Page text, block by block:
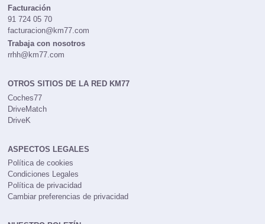
Facturación
91 724 05 70
facturacion@km77.com
Trabaja con nosotros
rrhh@km77.com
OTROS SITIOS DE LA RED KM77
Coches77
DriveMatch
DriveK
ASPECTOS LEGALES
Política de cookies
Condiciones Legales
Política de privacidad
Cambiar preferencias de privacidad